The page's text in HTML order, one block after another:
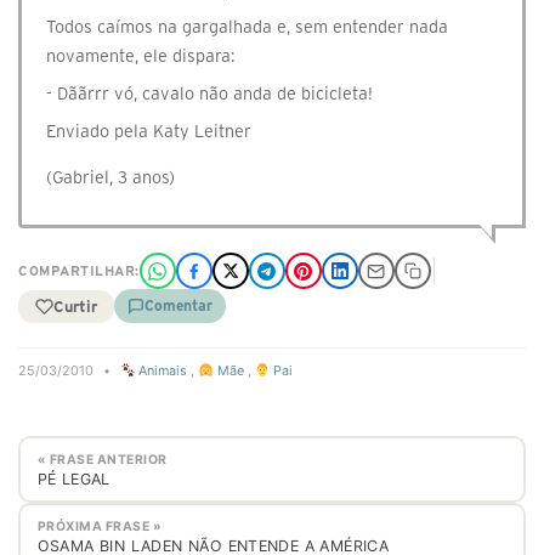
Todos caímos na gargalhada e, sem entender nada
novamente, ele dispara:
- Dããrrr vó, cavalo não anda de bicicleta!
Enviado pela Katy Leitner
(Gabriel, 3 anos)
COMPARTILHAR:
Curtir Comentar
25/03/2010 • Animais , Mãe, Pai
« FRASE ANTERIOR
PÉ LEGAL
PRÓXIMA FRASE »
OSAMA BIN LADEN NÃO ENTENDE A AMÉRICA